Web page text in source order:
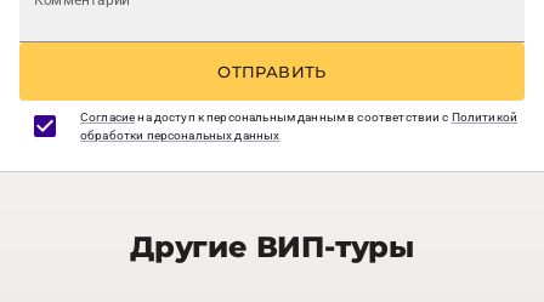
ОТПРАВИТЬ
Согласиена доступ к персональным данным в соответствии с Политикой
обработки персональных данных
Другие ВИП-туры